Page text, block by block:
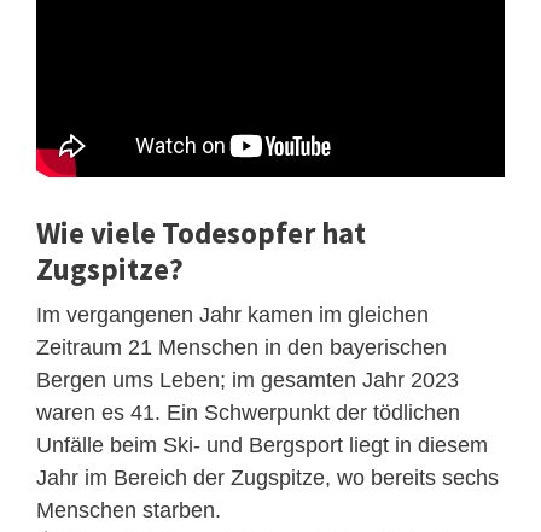
Wie viele Todesopfer hat
Zugspitze?
Im vergangenen Jahr kamen im gleichen
Zeitraum 21 Menschen in den bayerischen
Bergen ums Leben; im gesamten Jahr 2023
waren es 41. Ein Schwerpunkt der tödlichen
Unfälle beim Ski- und Bergsport liegt in diesem
Jahr im Bereich der Zugspitze, wo bereits sechs
Menschen starben.